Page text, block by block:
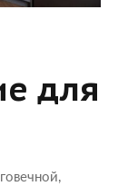
для